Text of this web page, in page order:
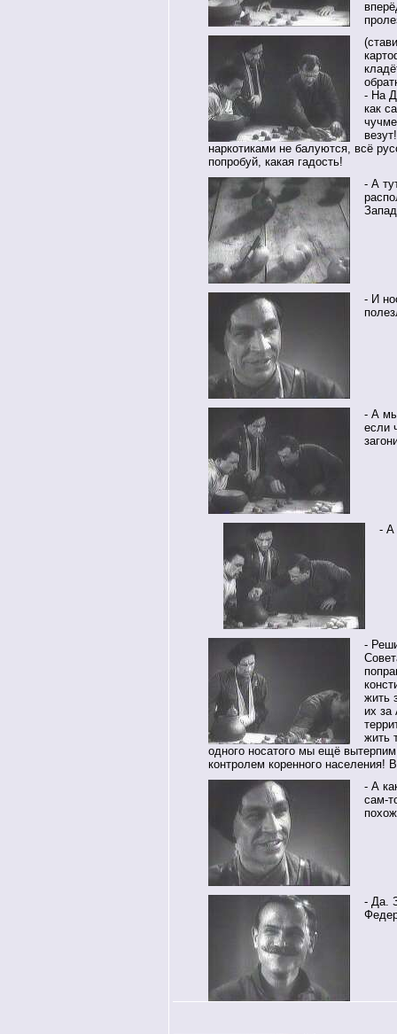
- На
как
наркотиками не балуются, всё
попробуй, какая гадость!
- А
- И
- А мы
если
- А
-
жить
их
жить
одного носатого мы ещё
контролем коренного населения!
- А
сам-
- Да.